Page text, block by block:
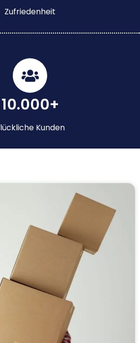
Zufriedenheit
10.000+
Kunden